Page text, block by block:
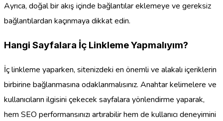
Ayrıca, doğal bir akış içinde bağlantılar eklemeye ve gereksiz
bağlantılardan kaçınmaya dikkat edin.
Hangi Sayfalara İç Linkleme Yapmalıyım?
İç linkleme yaparken, sitenizdeki en önemli ve alakalı içeriklerin
birbirine bağlanmasına odaklanmalısınız. Anahtar kelimelere ve
kullanıcıların ilgisini çekecek sayfalara yönlendirme yaparak,
hem SEO performansınızı artırabilir hem de kullanıcı deneyimini